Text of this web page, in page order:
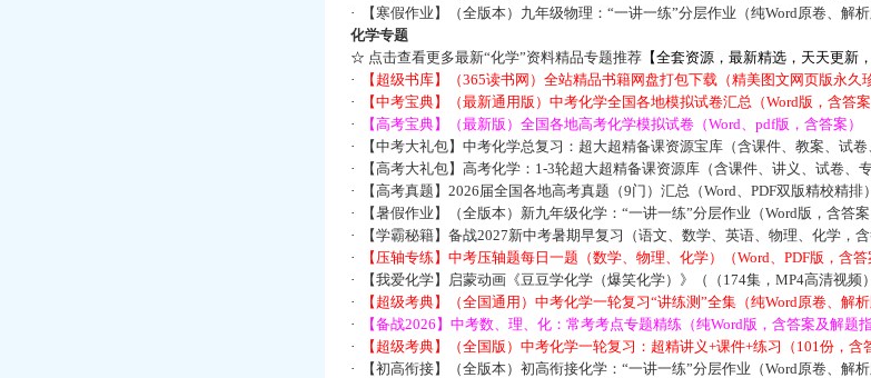
·
【寒假作业】（全版本）九年级物理：“一讲一练”分层作业（纯Word原卷、解析
化学专题
☆ 点击查看更多最新“化学”资料精品专题推荐【全套资源，最新精选，天天更新，
·
【超级书库】（365读书网）全站精品书籍网盘打包下载（精美图文网页版永久
·
【中考宝典】（最新通用版）中考化学全国各地模拟试卷汇总（Word版，含答案
·
【高考宝典】（最新版）全国各地高考化学模拟试卷（Word、pdf版，含答案）
·
【中考大礼包】中考化学总复习：超大超精备课资源宝库（含课件、教案、试卷
·
【高考大礼包】高考化学：1-3轮超大超精备课资源库（含课件、讲义、试卷、专
·
【高考真题】2026届全国各地高考真题（9门）汇总（Word、PDF双版精校精排）
·
【暑假作业】（全版本）新九年级化学：“一讲一练”分层作业（Word版，含答案
·
【学霸秘籍】备战2027新中考暑期早复习（语文、数学、英语、物理、化学，含
·
【压轴专练】中考压轴题每日一题（数学、物理、化学）（Word、PDF版，含答
·
【我爱化学】启蒙动画《豆豆学化学（爆笑化学）》（（174集，MP4高清视频）
·
【超级考典】（全国通用）中考化学一轮复习“讲练测”全集（纯Word原卷、解析
·
【备战2026】中考数、理、化：常考考点专题精练（纯Word版，含答案及解题指
·
【超级考典】（全国版）中考化学一轮复习：超精讲义+课件+练习（101份，含
·
【初高衔接】（全版本）初高衔接化学：“一讲一练”分层作业（Word原卷、解析